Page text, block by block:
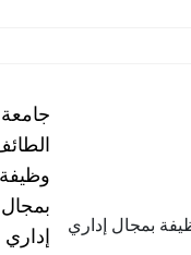
جامعة
وظيفة
بمجال
إداري